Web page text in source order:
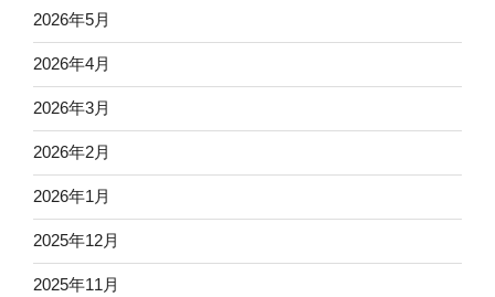
2026年5月
2026年4月
2026年3月
2026年2月
2026年1月
2025年12月
2025年11月